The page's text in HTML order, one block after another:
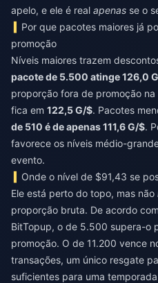
apelo, e ele é real apenas se o
Por que pacotes maiores já
promoção
Níveis maiores trazem
pacote de 5.500 atinge 126,0
proporção fora de promoção
fica em 122,5 G/$. Pacotes
de 510 é de apenas 111,6 G/$.
favorece os níveis médio-
evento.
Onde o nível de $91,43 se
Ele está perto do topo, mas não
proporção bruta. De acordo
BitTopup, o de 5.500 supera-o
promoção. O de 11.200 vence
transações, um único resgate
suficientes para uma